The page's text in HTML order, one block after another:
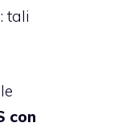
tali
con